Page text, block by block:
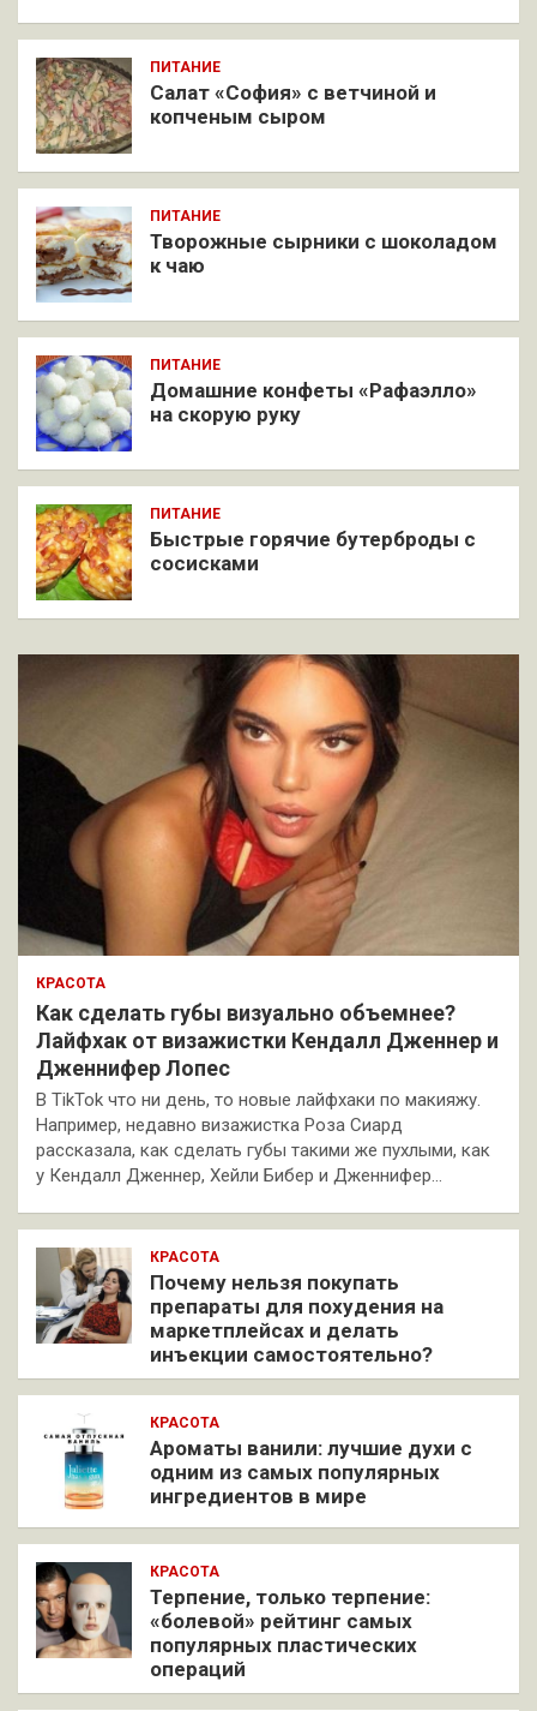
ПИТАНИЕ
Салат «София» с ветчиной и
копченым сыром
ПИТАНИЕ
Творожные сырники с шоколадом
к чаю
ПИТАНИЕ
Домашние конфеты «Рафаэлло»
на скорую руку
ПИТАНИЕ
Быстрые горячие бутерброды с
сосисками
КРАСОТА
Как сделать губы визуально объемнее?
Лайфхак от визажистки Кендалл Дженнер и
Дженнифер Лопес
В TikTok что ни день, то новые лайфхаки по макияжу.
Например, недавно визажистка Роза Сиард
рассказала, как сделать губы такими же пухлыми, как
у Кендалл Дженнер, Хейли Бибер и Дженнифер…
КРАСОТА
Почему нельзя покупать
препараты для похудения на
маркетплейсах и делать
инъекции самостоятельно?
КРАСОТА
Ароматы ванили: лучшие духи с
одним из самых популярных
ингредиентов в мире
КРАСОТА
Терпение, только терпение:
«болевой» рейтинг самых
популярных пластических
операций